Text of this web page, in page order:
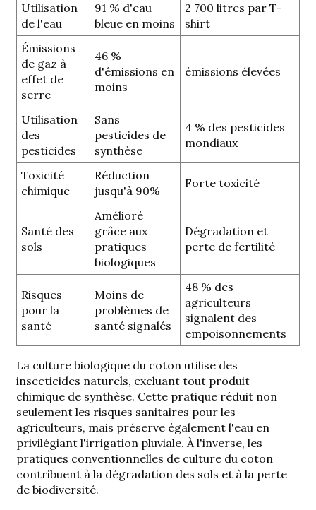
Utilisation
de l'eau
91 % d'eau
bleue en moins
2 700 litres par T-
shirt
Émissions
de gaz à
effet de
serre
46 %
d'émissions en
moins
émissions élevées
Utilisation
des
pesticides
Sans
pesticides de
synthèse
4 % des pesticides
mondiaux
Toxicité
chimique
Réduction
jusqu'à 90%
Forte toxicité
Santé des
sols
Amélioré
grâce aux
pratiques
biologiques
Dégradation et
perte de fertilité
Risques
pour la
santé
Moins de
problèmes de
santé signalés
48 % des
agriculteurs
signalent des
empoisonnements
La culture biologique du coton utilise des
insecticides naturels, excluant tout produit
chimique de synthèse. Cette pratique réduit non
seulement les risques sanitaires pour les
agriculteurs, mais préserve également l'eau en
privilégiant l'irrigation pluviale. À l'inverse, les
pratiques conventionnelles de culture du coton
contribuent à la dégradation des sols et à la perte
de biodiversité.